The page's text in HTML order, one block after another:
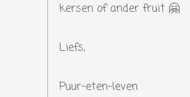
kersen of ander fruit 🤗
Liefs,
Puur-eten-leven